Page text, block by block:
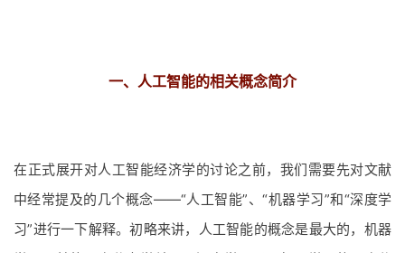
一、人工智能的相关概念简介
在正式展开对人工智能经济学的讨论之前，我们需要先对文献
中经常提及的几个概念——“人工智能”、“机器学习”和“深度学
习”进行一下解释。初略来讲，人工智能的概念是最大的，机器